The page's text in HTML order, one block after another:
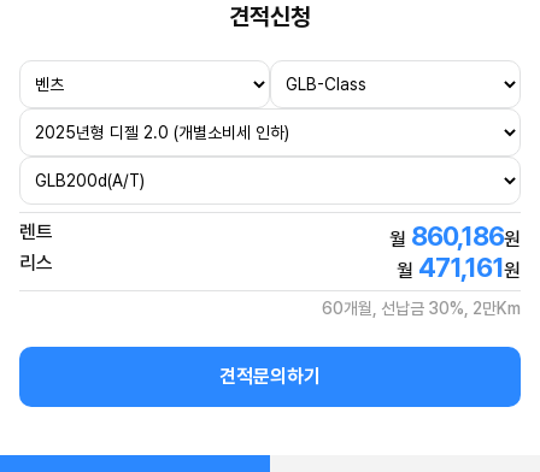
견적신청
렌트 월 860,186원
리스
월 471,161원
60개월, 선납금 30%, 2만Km
견적문의하기